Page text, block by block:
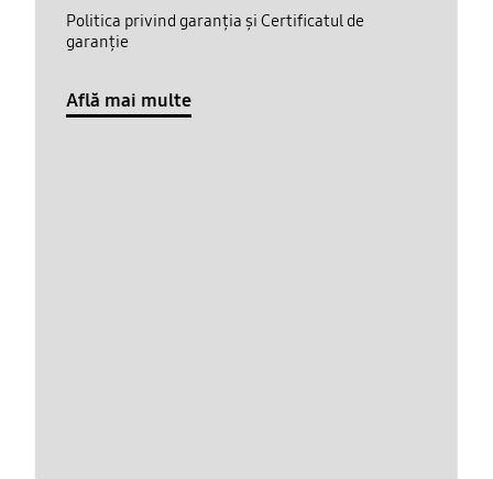
Politica privind garanția și Certificatul de
garanție
Află mai multe